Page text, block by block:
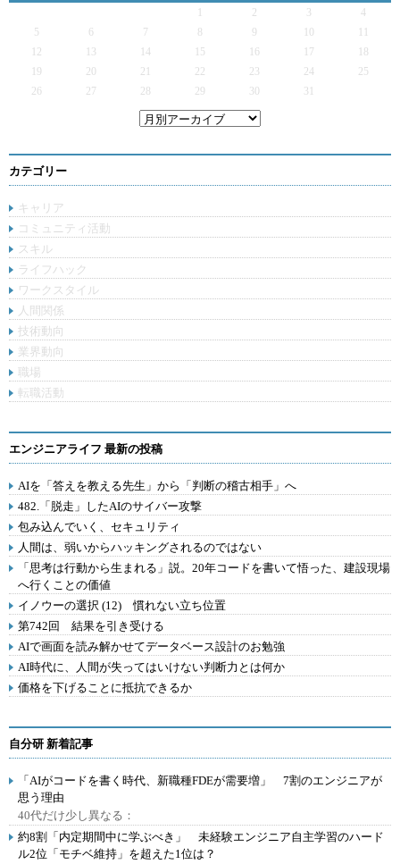
2 3
4
5
6 7 9
12
13 14 15 16 17
19
20 21 22 23 24
25
26
27 28 29 30 31
カテゴリー
キャリア
コミュニティ活動
スキル
ライフハック
ワークスタイル
人間関係
技術動向
業界動向
職場
転職活動
エンジニアライフ 最新の投稿
AIを「答えを教える先生」から「判断の稽古相手」へ
482.「脱走」したAIのサイバー攻撃
包み込んでいく、セキュリティ
人間は、弱いからハッキングされるのではない
「思考は行動から生まれる」説。20年コードを書いて悟った、建設現場
へ行くことの価値
イノウーの選択 (12) 慣れない立ち位置
第742回 結果を引き受ける
AIで画面を読み解かせてデータベース設計のお勉強
AI時代に、人間が失ってはいけない判断力とは何か
価格を下げることに抵抗できるか
自分研 新着記事
「AIがコードを書く時代、新職種FDEが需要増」 7割のエンジニアが
思う理由
40代だけ少し異なる：
約8割「内定期間中に学ぶべき」 未経験エンジニア自主学習のハード
ル2位「モチベ維持」を超えた1位は？